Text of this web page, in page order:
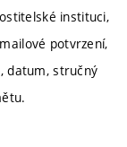
instituci,
potvrzení,
datum, stručný